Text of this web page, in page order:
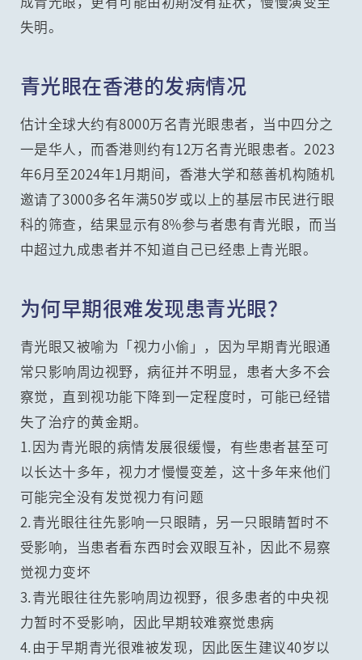
失明。
青光眼在香港的发病情况
估计全球大约有8000万名青光眼患者，当中四分之
一是华人，而香港则约有12万名青光眼患者。2023
年6月至2024年1月期间，香港大学和慈善机构随机
邀请了3000多名年满50岁或以上的基层市民进行眼
科的筛查，结果显示有8%参与者患有青光眼，而当
中超过九成患者并不知道自己已经患上青光眼。
为何早期很难发现患青光眼？
青光眼又被喻为「视力小偷」，因为早期青光眼通
常只影响周边视野，病征并不明显，患者大多不会
察觉，直到视功能下降到一定程度时，可能已经错
失了治疗的黄金期。
1.因为青光眼的病情发展很缓慢，有些患者甚至可
以长达十多年，视力才慢慢变差，这十多年来他们
可能完全没有发觉视力有问题
2.青光眼往往先影响一只眼睛，另一只眼睛暂时不
受影响，当患者看东西时会双眼互补，因此不易察
觉视力变坏
3.青光眼往往先影响周边视野，很多患者的中央视
力暂时不受影响，因此早期较难察觉患病
4.由于早期青光很难被发现，因此医生建议40岁以